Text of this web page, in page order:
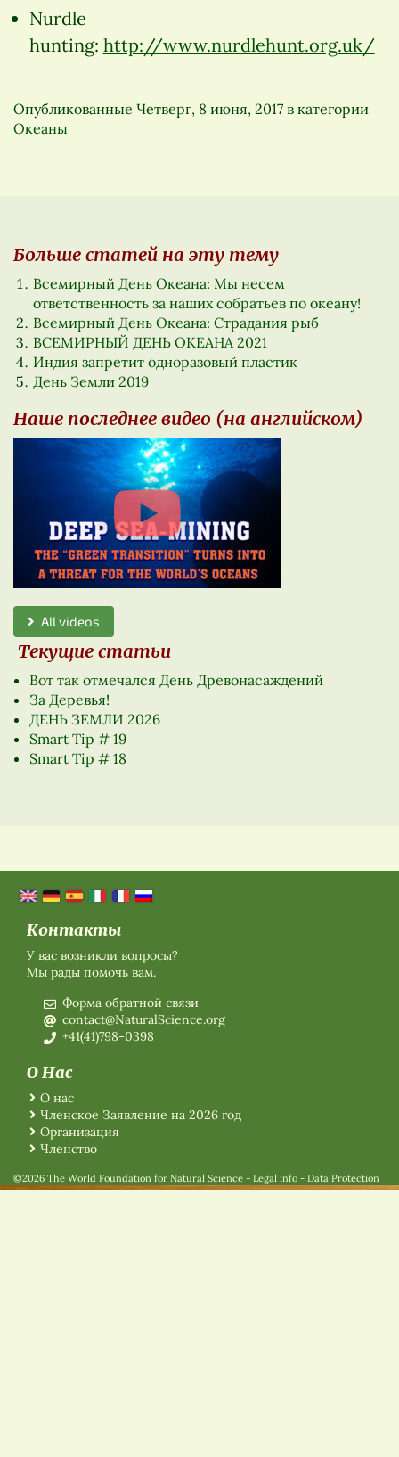
Nurdle
hunting: http://www.nurdlehunt.org.uk/
Опубликованные Четверг, 8 июня, 2017 в категории
Океаны
Больше статей на эту тему
Всемирный День Океана: Мы несем
ответственность за наших собратьев по океану!
Всемирный День Океана: Страдания рыб
ВСЕМИРНЫЙ ДЕНЬ ОКЕАНА 2021
Индия запретит одноразовый пластик
День Земли 2019
Наше последнее видео (на английском)
All videos
Текущие статьи
Вот так отмечался День Древонасаждений
За Деревья!
ДЕНЬ ЗЕМЛИ 2026
Smart Tip # 19
Smart Tip # 18
Контакты
У вас возникли вопросы?
Мы рады помочь вам.
Форма обратной связи
contact@NaturalScience.org
+41(41)798-0398
О Нас
О нас
Членское Заявление на 2026 год
Организация
Членство
©2026 The World Foundation for Natural Science - Legal info - Data Protection